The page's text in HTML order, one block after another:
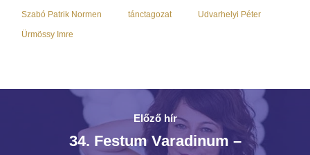
Szabó Patrik Normen tánctagozat Udvarhelyi Péter
Ürmössy Imre
Előző hír
34. Festum Varadinum –